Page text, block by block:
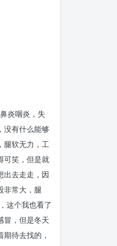
炎咽炎，失
没有什么能够
腿软无力，工
可笑，但是就
出去走走，因
非常大，腿
这个我也看了
冒，但是冬天
待去找的，